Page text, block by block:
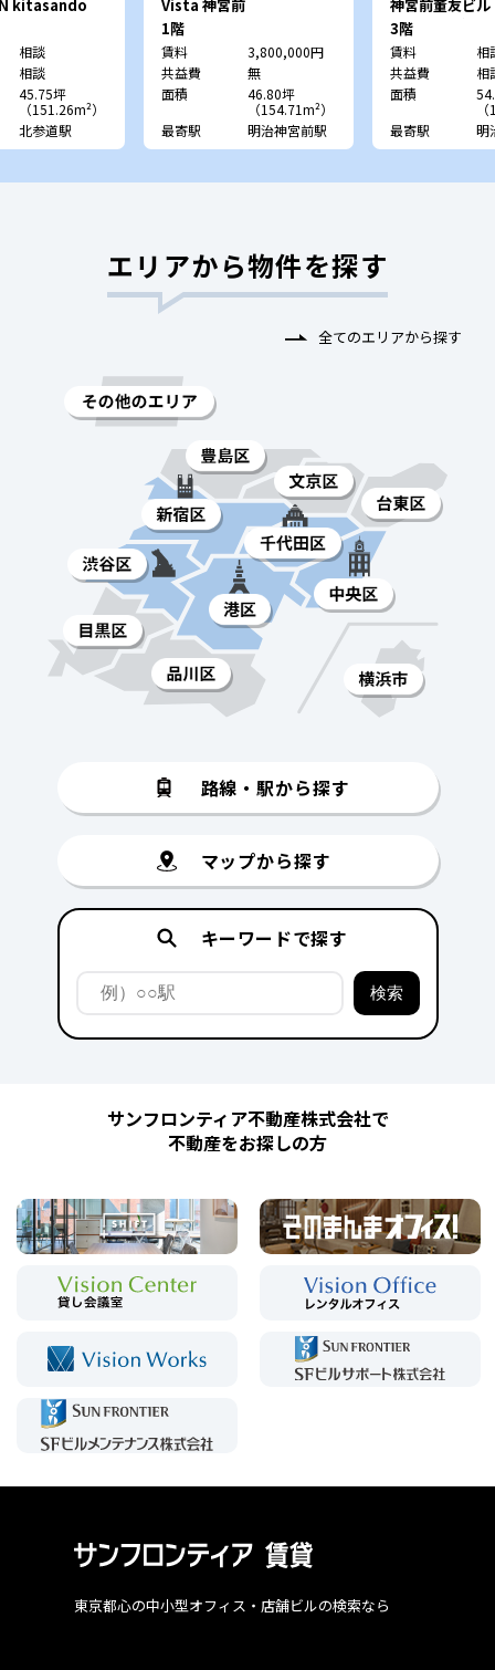
kitasando
相談
相談
45.75坪
（151.26m²）
北参道駅
Vista 神宮前
1階
賃料
3,800,000円
共益費
無
面積
46.80坪
（154.71m²）
最寄駅
明治神宮前駅
神宮前董友ビ
宿董友ビル）
3階
賃料
相
共益費
相
面積
最寄駅
明
エリアから物件を探す
全てのエリアから探す
路線・駅から探す
マップから探す
キーワードで探す
サンフロンティア不動産株式会社で
不動産をお探しの方
東京都心の中小型オフィス・店舗ビルの検索なら